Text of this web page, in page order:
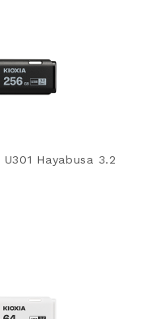
Hayabusa 3.2